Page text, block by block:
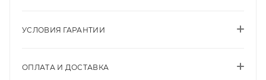
УСЛОВИЯ ГАРАНТИИ
ОПЛАТА И ДОСТАВКА